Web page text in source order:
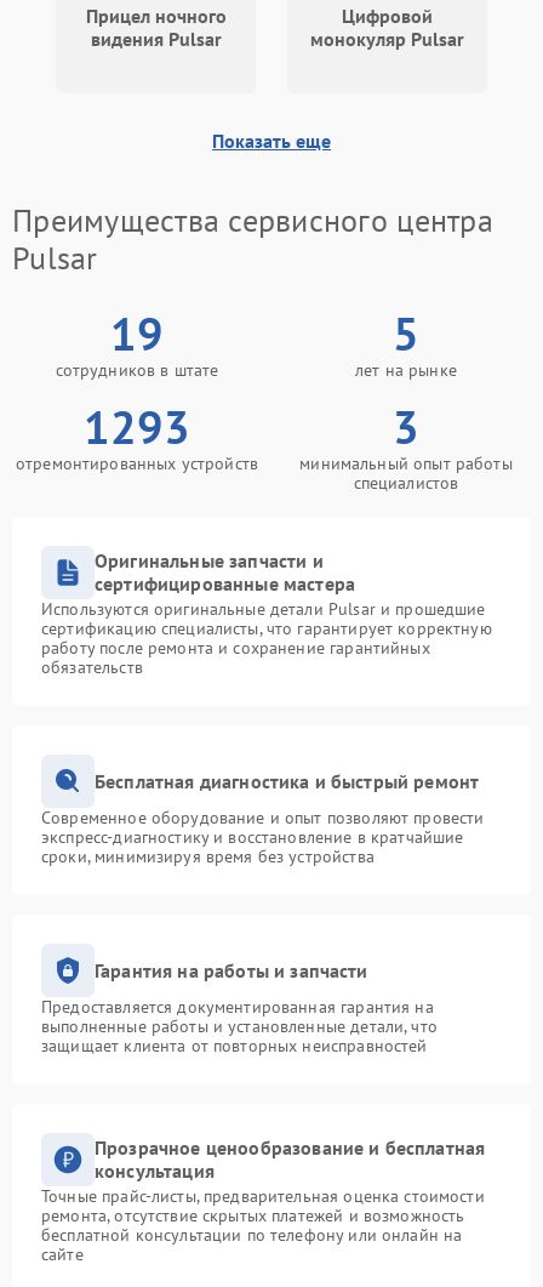
Прицел ночного
видения Pulsar
Цифровой
монокуляр Pulsar
Показать еще
Преимущества сервисного центра
Pulsar
19
сотрудников в штате
5
лет на рынке
1293
отремонтированных устройств
3
минимальный опыт работы
специалистов
Оригинальные запчасти и
сертифицированные мастера
Используются оригинальные детали Pulsar и прошедшие
сертификацию специалисты, что гарантирует корректную
работу после ремонта и сохранение гарантийных
обязательств
Бесплатная диагностика и быстрый ремонт
Современное оборудование и опыт позволяют провести
экспресс-диагностику и восстановление в кратчайшие
сроки, минимизируя время без устройства
Гарантия на работы и запчасти
Предоставляется документированная гарантия на
выполненные работы и установленные детали, что
защищает клиента от повторных неисправностей
Прозрачное ценообразование и бесплатная
консультация
Точные прайс-листы, предварительная оценка стоимости
ремонта, отсутствие скрытых платежей и возможность
бесплатной консультации по телефону или онлайн на
сайте